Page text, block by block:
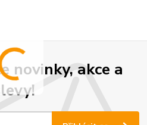
novinky, akce a